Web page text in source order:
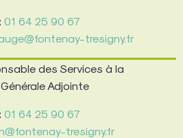
01 64 25 90 67
tresigny.fr
des Services à la
Adjointe
01 64 25 90 67
tresigny.fr